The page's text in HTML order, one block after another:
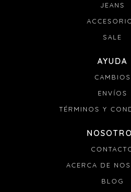
JEANS
SALE
AYUDA
CAMBIOS
ENVÍOS
TÉRMINOS Y
ACERCA DE
BLOG